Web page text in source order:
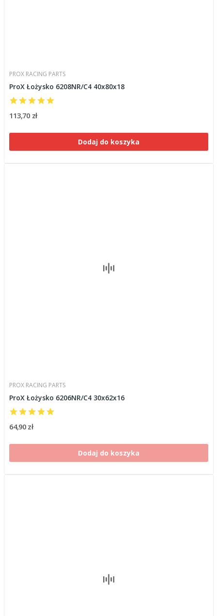
PROX RACING PARTS
ProX Łożysko 6208NR/C4 40x80x18
113,70 zł
Dodaj do koszyka
PROX RACING PARTS
ProX Łożysko 6206NR/C4 30x62x16
64,90 zł
Dodaj do koszyka